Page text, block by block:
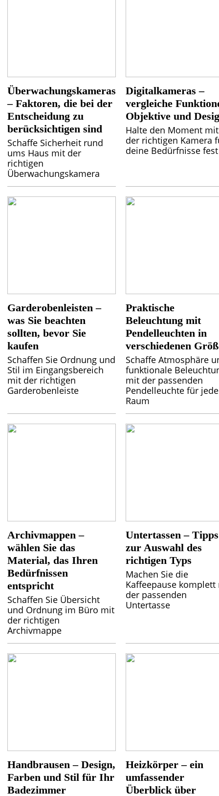
Überwachungskameras
– Faktoren, die bei der
Entscheidung zu
berücksichtigen sind
Schaffe Sicherheit rund
ums Haus mit der
richtigen
Überwachungskamera
Digitalkameras –
vergleiche
Objektive und
Halte den Moment mit
der richtigen Kamera
deine Bedürfnisse fest
Garderobenleisten –
was Sie beachten
sollten, bevor Sie
kaufen
Schaffen Sie Ordnung und
Stil im Eingangsbereich
mit der richtigen
Garderobenleiste
Praktische
Beleuchtung mit
Pendelleuchten in
verschiedenen
Schaffe Atmosphäre
funktionale
mit der passenden
Pendelleuchte für
Raum
Archivmappen –
wählen Sie das
Material, das Ihren
Bedürfnissen
entspricht
Schaffen Sie Übersicht
und Ordnung im Büro mit
der richtigen
Archivmappe
Untertassen – Tipps
zur Auswahl des
richtigen Typs
Machen Sie die
Kaffeepause komplett
der passenden
Untertasse
Handbrausen – Design,
Farben und Stil für Ihr
Badezimmer
Heizkörper – ein
umfassender
Überblick über